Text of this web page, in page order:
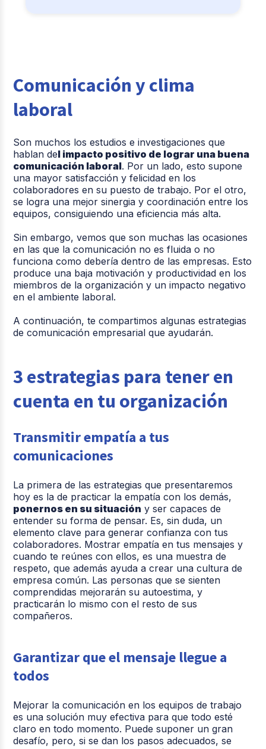
Comunicación y clima
laboral
Son muchos los estudios e investigaciones que
hablan del impacto positivo de lograr una buena
comunicación laboral. Por un lado, esto supone
una mayor satisfacción y felicidad en los
colaboradores en su puesto de trabajo. Por el otro,
se logra una mejor sinergia y coordinación entre los
equipos, consiguiendo una eficiencia más alta.
Sin embargo, vemos que son muchas las ocasiones
en las que la comunicación no es fluida o no
funciona como debería dentro de las empresas. Esto
produce una baja motivación y productividad en los
miembros de la organización y un impacto negativo
en el ambiente laboral.
A continuación, te compartimos algunas estrategias
de comunicación empresarial que ayudarán.
3 estrategias para tener en
cuenta en tu organización
Transmitir empatía a tus
comunicaciones
La primera de las estrategias que presentaremos
hoy es la de practicar la empatía con los demás,
ponernos en su situación y ser capaces de
entender su forma de pensar. Es, sin duda, un
elemento clave para generar confianza con tus
colaboradores. Mostrar empatía en tus mensajes y
cuando te reúnes con ellos, es una muestra de
respeto, que además ayuda a crear una cultura de
empresa común. Las personas que se sienten
comprendidas mejorarán su autoestima, y
practicarán lo mismo con el resto de sus
compañeros.
Garantizar que el mensaje llegue a
todos
Mejorar la comunicación en los equipos de trabajo
es una solución muy efectiva para que todo esté
claro en todo momento. Puede suponer un gran
desafío, pero, si se dan los pasos adecuados, se